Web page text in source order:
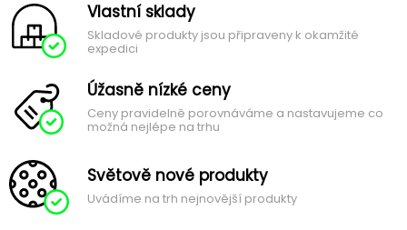
Vlastní sklady
Skladové produkty jsou připraveny k okamžité
expedici
Úžasně nízké ceny
Ceny pravidelně porovnáváme a nastavujeme co
možná nejlépe na trhu
Světově nové produkty
Uvádíme na trh nejnovější produkty